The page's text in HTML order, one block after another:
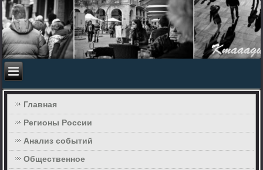
Главная
Регионы России
Анализ событий
Общественное